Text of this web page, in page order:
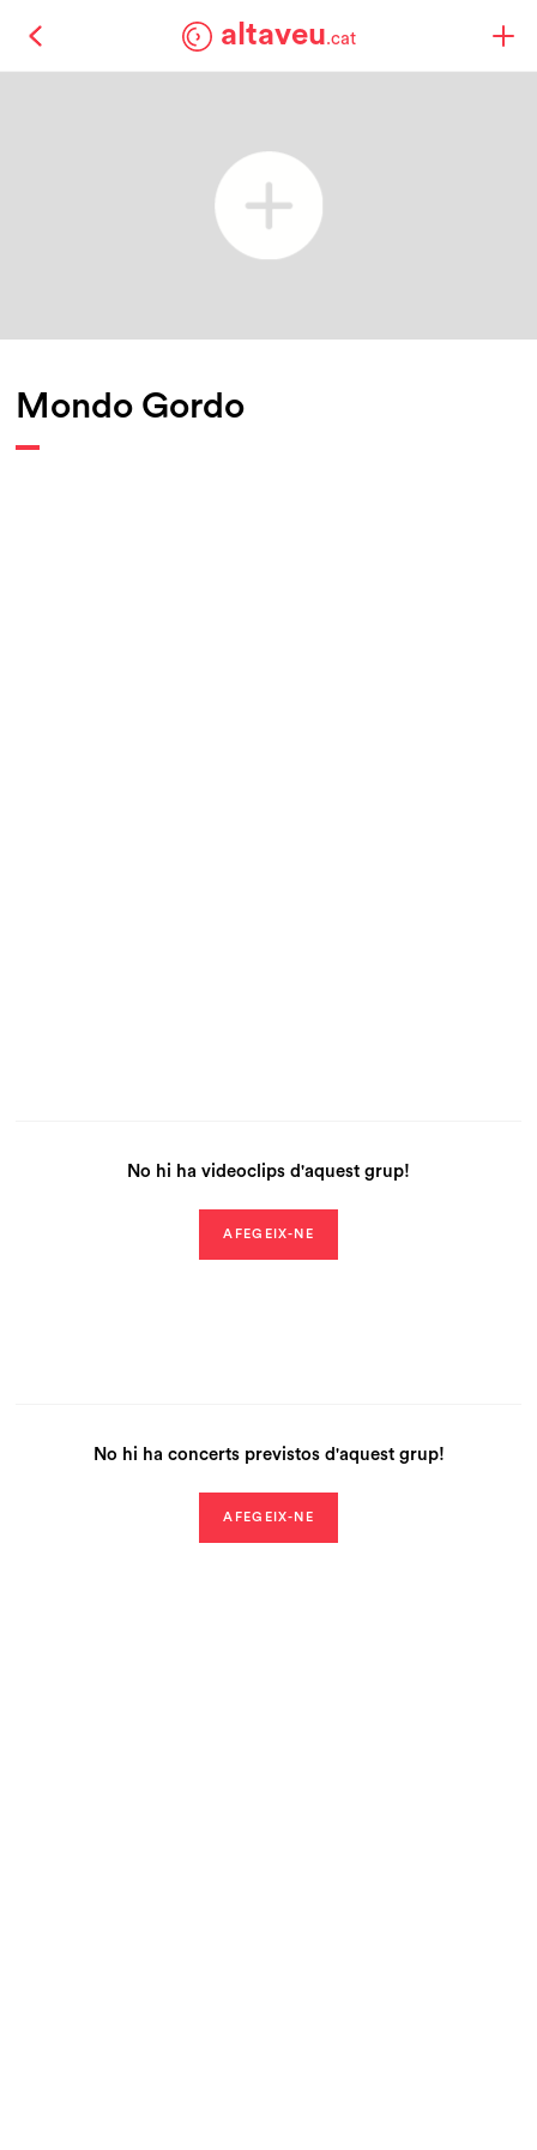
altaveu.cat
Mondo Gordo
No hi ha videoclips d'aquest grup!
AFEGEIX-NE
No hi ha concerts previstos d'aquest grup!
AFEGEIX-NE